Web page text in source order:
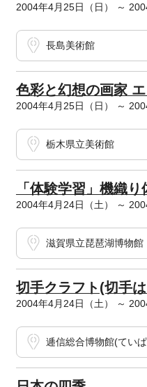
2004年4月25日（日） ～
長島美術館
色彩と幻想の画家
2004年4月25日（日） ～
栃木県立美術館
「体験学習」機織
2004年4月24日（土） ～
滋賀県立琵琶湖博物館
切手クラフト(切手
2004年4月24日（土） ～
逓信総合博物館(てい